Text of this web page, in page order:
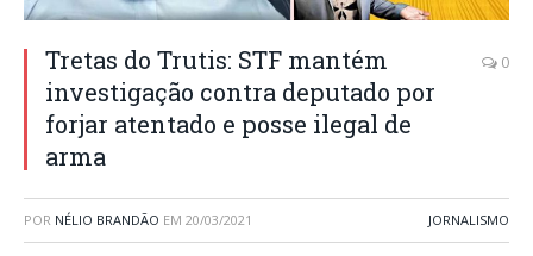
Tretas do Trutis: STF mantém
investigação contra deputado por
forjar atentado e posse ilegal de
arma
0
POR NÉLIO BRANDÃO EM 20/03/2021 JORNALISMO